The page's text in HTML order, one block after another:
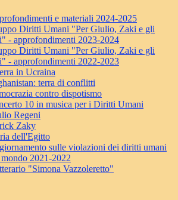
e materiali 2024-2025
Diritti Umani "Per Giulio, Zaki e gli
- approfondimenti 2023-2024
Diritti Umani "Per Giulio, Zaki e gli
- approfondimenti 2022-2023
in Ucraina
terra di conflitti
contro dispotismo
10 in musica per i Diritti Umani
Regeni
Zaky
dell'Egitto
sulle violazioni dei diritti umani
2021-2022
"Simona Vazzoleretto"